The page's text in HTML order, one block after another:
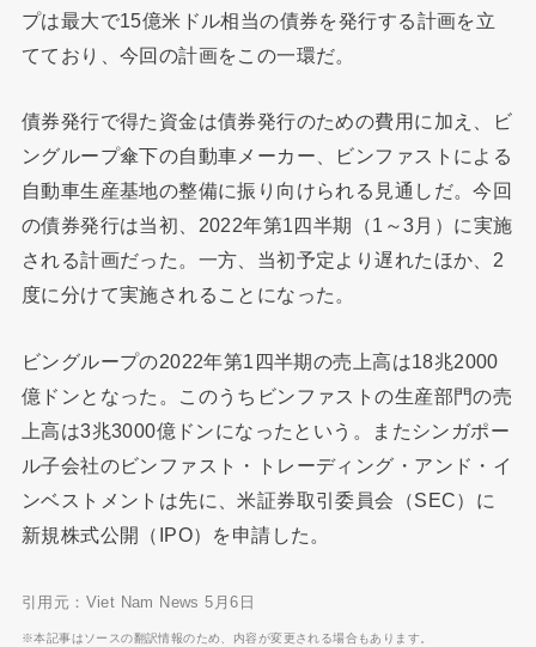
プは最大で15億米ドル相当の債券を発行する計画を立
てており、今回の計画をこの一環だ。
債券発行で得た資金は債券発行のための費用に加え、ビ
ングループ傘下の自動車メーカー、ビンファストによる
自動車生産基地の整備に振り向けられる見通しだ。今回
の債券発行は当初、2022年第1四半期（1～3月）に実施
される計画だった。一方、当初予定より遅れたほか、2
度に分けて実施されることになった。
ビングループの2022年第1四半期の売上高は18兆2000
億ドンとなった。このうちビンファストの生産部門の売
上高は3兆3000億ドンになったという。またシンガポー
ル子会社のビンファスト・トレーディング・アンド・イ
ンベストメントは先に、米証券取引委員会（SEC）に
新規株式公開（IPO）を申請した。
引用元：Viet Nam News 5月6日
※本記事はソースの翻訳情報のため、内容が変更される場合もあります。